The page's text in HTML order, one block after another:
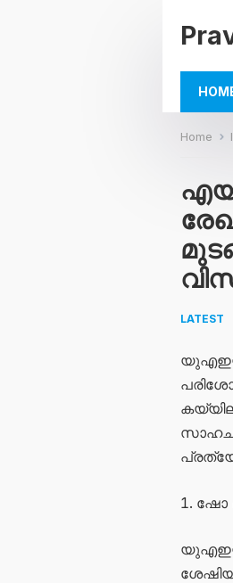
Home
LATEST
ഷോ